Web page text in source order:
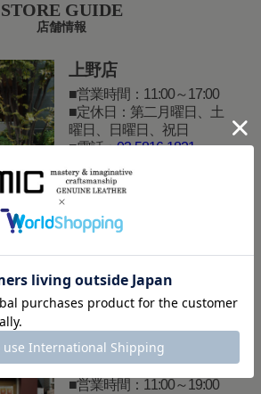
STORE GUIDE
店舗情報
上野店
営業時間：11:00～17:00
定休日：第二月曜日、土
曜日、日曜日、祝日
電話：03-5816-1821
地図：
Google MAP
御徒町店
定休日：水曜日
電話：03-3833-5130
Google MAP
吉祥寺店
営業時間：11:00～19:00